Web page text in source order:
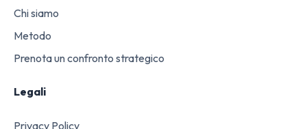
Chi siamo
Metodo
Prenota un confronto strategico
Legali
Privacy Policy